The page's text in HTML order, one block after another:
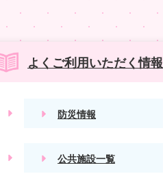
よくご利用いただく情報
防災情報
公共施設一覧